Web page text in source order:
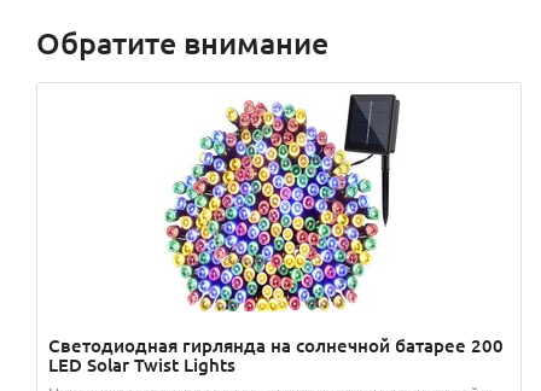
Обратите внимание
Светодиодная гирлянда на солнечной батарее 200
LED Solar Twist Lights